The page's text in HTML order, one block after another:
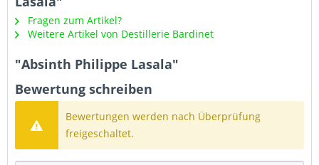
Fragen zum Artikel?
Weitere Artikel von Destillerie Bardinet
"Absinth Philippe Lasala"
Bewertung schreiben
Bewertungen werden nach Überprüfung
freigeschaltet.